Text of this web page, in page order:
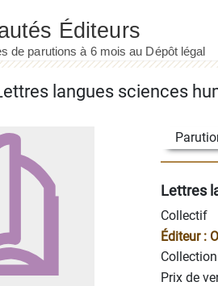
langues sciences
Lettres
Collectif
Éditeur :
Prix de